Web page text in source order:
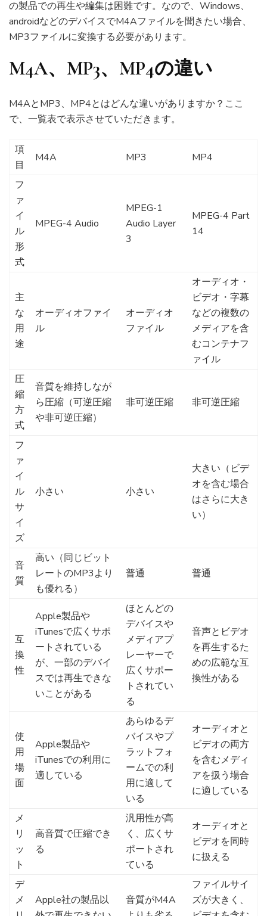
の製品での再生や編集は困難です。なので、Windows、
androidなどのデバイスでM4Aファイルを聞きたい場合、
MP3ファイルに変換する必要があります。
M4A、MP3、MP4の違い
M4AとMP3、MP4とはどんな違いがありますか？ここ
で、一覧表で表示させていただきます。
項
目
M4A MP3 MP4
フ
ァ
イ
ル
形
式
MPEG-4 Audio
MPEG-1
Audio Layer
3
MPEG-4 Part
14
主
な
用
途
オーディオファイ
ル
オーディオ
ファイル
オーディオ・
ビデオ・字幕
などの複数の
メディアを含
むコンテナフ
ァイル
圧
縮
方
式
音質を維持しなが
ら圧縮（可逆圧縮
や非可逆圧縮）
非可逆圧縮 非可逆圧縮
フ
ァ
イ
ル
サ
イ
ズ
小さい 小さい
大きい（ビデ
オを含む場合
はさらに大き
い）
音
質
高い（同じビット
レートのMP3より
も優れる）
普通 普通
互
換
性
Apple製品や
iTunesで広くサポ
ートされている
が、一部のデバイ
スでは再生できな
いことがある
ほとんどの
デバイスや
メディアプ
レーヤーで
広くサポー
トされてい
る
音声とビデオ
を再生するた
めの広範な互
換性がある
使
用
場
面
Apple製品や
iTunesでの利用に
適している
あらゆるデ
バイスやプ
ラットフォ
ームでの利
用に適して
いる
オーディオと
ビデオの両方
を含むメディ
アを扱う場合
に適している
メ
リ
ッ
ト
高音質で圧縮でき
る
汎用性が高
く、広くサ
ポートされ
ている
オーディオと
ビデオを同時
に扱える
デ
メ
Apple社の製品以
音質がM4A
ファイルサイ
ズが大きく、